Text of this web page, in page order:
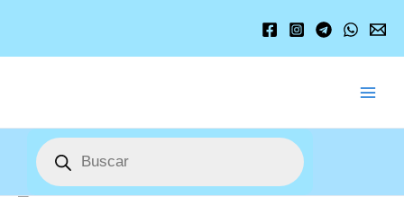
contenido
Búsqueda
de
productos